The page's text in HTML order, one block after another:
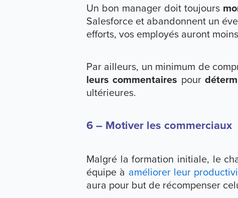
Un bon manager doit toujours
Salesforce et abandonnent un
efforts, vos employés auront
Par ailleurs, un minimum de
leurs commentaires pour
ultérieures.
6 – Motiver les commerciaux
Malgré la formation initiale, le
équipe à améliorer leur
aura pour but de récompenser